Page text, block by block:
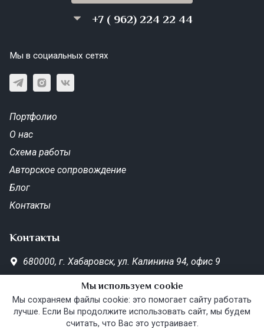
+7 ( 962) 224 22 44
Мы в социальных сетях
Портфолио
О нас
Схема работы
Авторское сопровождение
Блог
Контакты
Контакты
680000, г. Хабаровск, ул. Калинина 94, офис 9
Пн—Пт 10:00–19:00
Мы используем cookie
Мы сохраняем файлы cookie: это помогает сайту работать
лучше. Если Вы продолжите использовать сайт, мы будем
считать, что Вас это устраивает.